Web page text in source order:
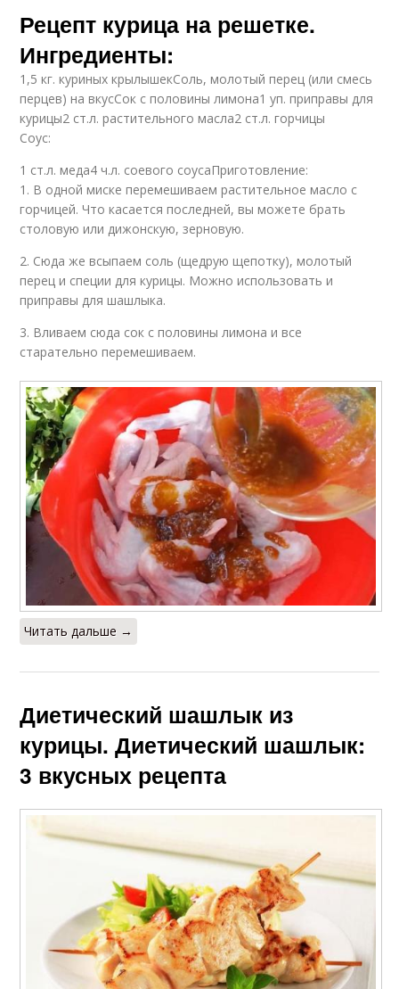
Рецепт курица на решетке.
Ингредиенты:
1,5 кг. куриных крылышекСоль, молотый перец (или смесь
перцев) на вкусСок с половины лимона1 уп. приправы для
курицы2 ст.л. растительного масла2 ст.л. горчицы
Соус:
1 ст.л. меда4 ч.л. соевого соусаПриготовление:
1. В одной миске перемешиваем растительное масло с
горчицей. Что касается последней, вы можете брать
столовую или дижонскую, зерновую.
2. Сюда же всыпаем соль (щедрую щепотку), молотый
перец и специи для курицы. Можно использовать и
приправы для шашлыка.
3. Вливаем сюда сок с половины лимона и все
старательно перемешиваем.
Читать дальше →
Диетический шашлык из
курицы. Диетический шашлык:
3 вкусных рецепта